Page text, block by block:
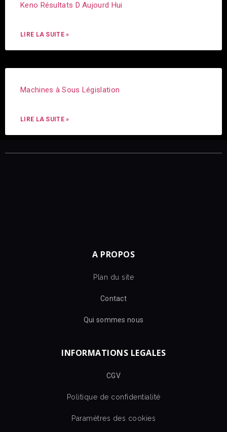
Keno Résultats D Aujourd Hui
LIRE LA SUITE »
Machines à Sous Législation
LIRE LA SUITE »
A PROPOS
Plan du site
Contact
Qui sommes nous
INFORMATIONS LEGALES
CGV
Politique de confidentialité
Paramètres des cookies